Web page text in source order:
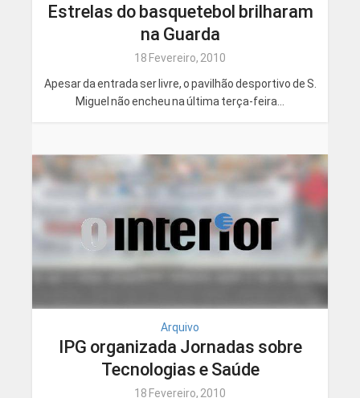
Estrelas do basquetebol brilharam
na Guarda
18 Fevereiro, 2010
Apesar da entrada ser livre, o pavilhão desportivo de S.
Miguel não encheu na última terça-feira...
Arquivo
IPG organizada Jornadas sobre
Tecnologias e Saúde
18 Fevereiro, 2010